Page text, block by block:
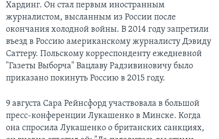
Хардинг. Он стал первым иностранным
журналистом, высланным из России после
окончания холодной войны. В 2014 году запретили
въезд в Россию американскому журналисту Дэвиду
Саттеру. Польскому корреспонденту ежедневной
"Газеты Выборча" Вацлаву Радзивиновичу было
приказано покинуть Россию в 2015 году.
9 августа Сара Рейнсфорд участвовала в большой
пресс-конференции Лукашенко в Минске. Когда
она спросила Лукашенко о британских санкциях,